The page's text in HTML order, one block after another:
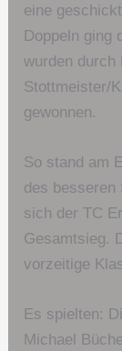
eine
Doppeln ging
wurden durch
Stottmeister/
gewonnen.
So stand am
des
sich der TC
Gesamtsieg.
vorzeitige
Es spielten:
Michael